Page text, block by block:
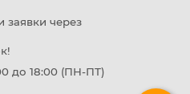
заявки через
до 18:00 (ПН-ПТ)